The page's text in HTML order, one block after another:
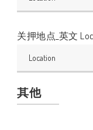
关押地点_英文
其他